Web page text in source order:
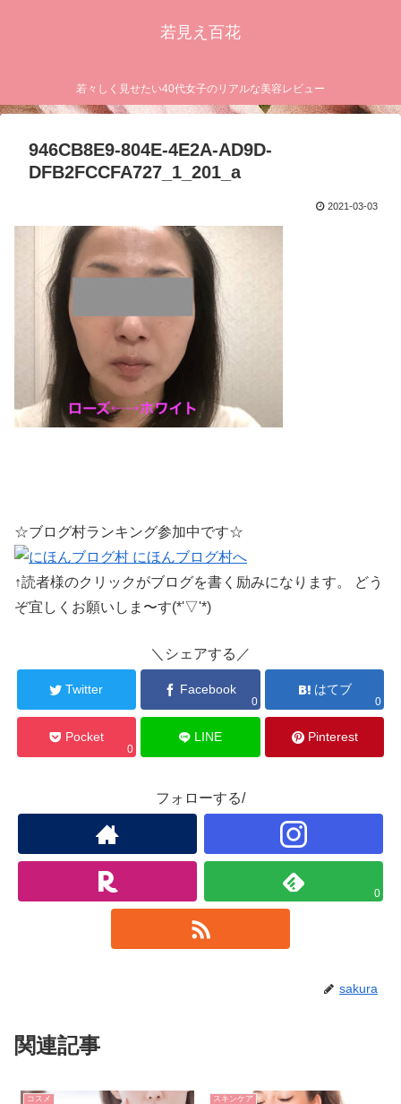
若見え百花
若々しく見せたい40代女子のリアルな美容レビュー
946CB8E9-804E-4E2A-AD9D-
DFB2FCCFA727_1_201_a
2021-03-03
☆ブログ村ランキング参加中です☆
↑読者様のクリックがブログを書く励みになります。 どう
ぞ宜しくお願いしま〜す(*'▽'*)
＼シェアする／
Twitter Facebook
0
はてブ
0
Pocket
0
LINE Pinterest
フォローする/
0
sakura
関連記事
コスメ スキンケア